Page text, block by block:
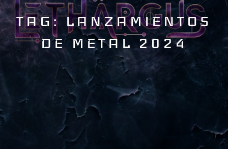
TAG: LANZAMIENTOS
DE METAL 2024